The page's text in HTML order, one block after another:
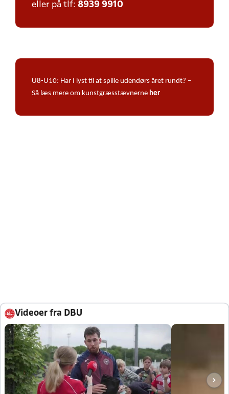
eller på tlf: 8939 9910
U8-U10: Har I lyst til at spille udendørs året rundt? –
Så læs mere om kunstgræsstævnerne her
Videoer fra DBU